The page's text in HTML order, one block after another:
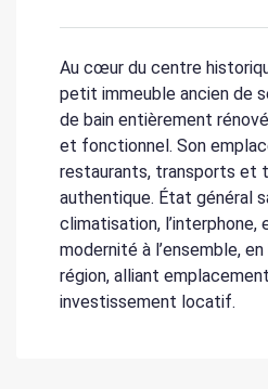
Au cœur du centre
petit immeuble ancien de
de bain entièrement
et fonctionnel. Son
restaurants, transports et
authentique. État général
climatisation,
modernité à l’ensemble,
région, alliant
investissement locatif.